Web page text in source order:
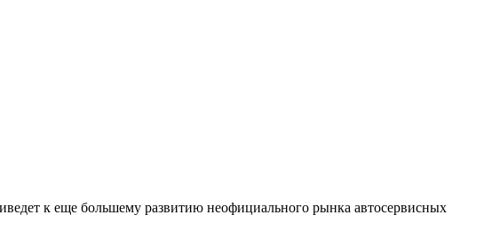
к еще большему развитию неофициального рынка автосервисных